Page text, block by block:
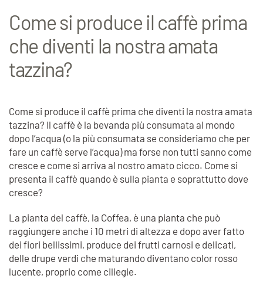
Come si produce il caffè prima
che diventi la nostra amata
tazzina?
Come si produce il caffè prima che diventi la nostra amata
tazzina? Il caffè è la bevanda più consumata al mondo
dopo l’acqua (o la più consumata se consideriamo che per
fare un caffè serve l’acqua) ma forse non tutti sanno come
cresce e come si arriva al nostro amato cicco. Come si
presenta il caffè quando è sulla pianta e soprattutto dove
cresce?
La pianta del caffè, la Coffea, è una pianta che può
raggiungere anche i 10 metri di altezza e dopo aver fatto
dei fiori bellissimi, produce dei frutti carnosi e delicati,
delle drupe verdi che maturando diventano color rosso
lucente, proprio come ciliegie.